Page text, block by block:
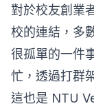
對於校友創業
校的連結，多
很孤單的一件
忙，透過打群
這也是 NTU